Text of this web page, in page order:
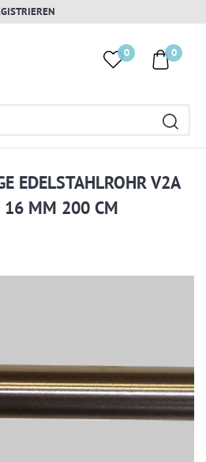
0
0
EDELSTAHLROHR V2A
16 MM 200 CM